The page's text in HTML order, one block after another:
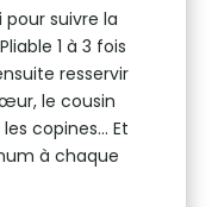
pour suivre la
1 à 3 fois
resservir
le cousin
copines… Et
à chaque